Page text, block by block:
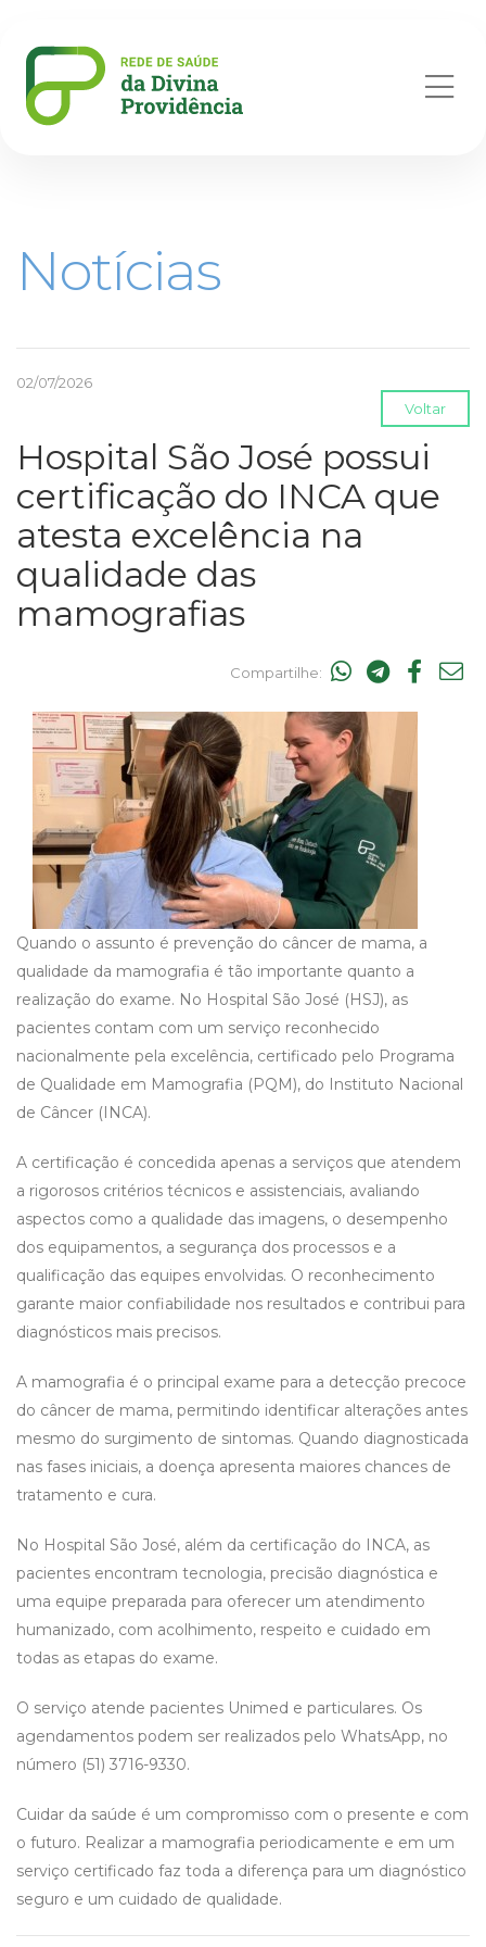
Notícias
02/07/2026
Voltar
Hospital São José possui
certificação do INCA que
atesta excelência na
qualidade das
mamografias
Compartilhe:
Quando o assunto é prevenção do câncer de mama, a
qualidade da mamografia é tão importante quanto a
realização do exame. No Hospital São José (HSJ), as
pacientes contam com um serviço reconhecido
nacionalmente pela excelência, certificado pelo Programa
de Qualidade em Mamografia (PQM), do Instituto Nacional
de Câncer (INCA).
A certificação é concedida apenas a serviços que atendem
a rigorosos critérios técnicos e assistenciais, avaliando
aspectos como a qualidade das imagens, o desempenho
dos equipamentos, a segurança dos processos e a
qualificação das equipes envolvidas. O reconhecimento
garante maior confiabilidade nos resultados e contribui para
diagnósticos mais precisos.
A mamografia é o principal exame para a detecção precoce
do câncer de mama, permitindo identificar alterações antes
mesmo do surgimento de sintomas. Quando diagnosticada
nas fases iniciais, a doença apresenta maiores chances de
tratamento e cura.
No Hospital São José, além da certificação do INCA, as
pacientes encontram tecnologia, precisão diagnóstica e
uma equipe preparada para oferecer um atendimento
humanizado, com acolhimento, respeito e cuidado em
todas as etapas do exame.
O serviço atende pacientes Unimed e particulares. Os
agendamentos podem ser realizados pelo WhatsApp, no
número (51) 3716-9330.
Cuidar da saúde é um compromisso com o presente e com
o futuro. Realizar a mamografia periodicamente e em um
serviço certificado faz toda a diferença para um diagnóstico
seguro e um cuidado de qualidade.